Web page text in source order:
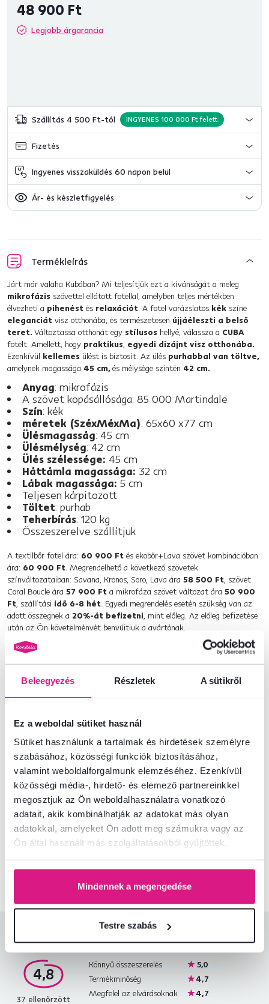
Beleegyezés Részletek A sütikről
Ez a weboldal sütiket használ
Sütiket használunk a tartalmak és hirdetések személyre
szabásához, közösségi funkciók biztosításához,
valamint weboldalforgalmunk elemzéséhez. Ezenkívül
közösségi média-, hirdető- és elemező partnereinkkel
megosztjuk az Ön weboldalhasználatra vonatkozó
adatait, akik kombinálhatják az adatokat más olyan
adatokkal, amelyeket Ön adott meg számukra vagy az
Ön által használt más szolgáltatásokból gyűjtöttek.
Mindennek a megengedése
Testre szabás
48 900 Ft
Legjobb árgarancia
Szállítás 4 500 Ft-tól INGYENES 100 000 Ft felett
Fizetés
Ingyenes visszaküldés 60 napon belül
Ár- és készletfigyelés
Termékleírás
Járt már valaha Kubában? Mi teljesítjük ezt a kívánságát a meleg
mikrofázis szövettel ellátott fotellal, amelyben teljes mértékben
élvezheti a pihenést és relaxációt. A fotel varázslatos kék színe
eleganciát visz otthonába, és természetesen újjáéleszti a belső
teret. Változtassa otthonát egy stílusos hellyé, válassza a CUBA
fotelt. Amellett, hogy praktikus, egyedi dizájnt visz otthonába.
Ezenkívül kellemes ülést is biztosít. Az ülés purhabbal van töltve,
amelynek magassága 45 cm, és mélysége szintén 42 cm.
Anyag: mikrofázis
A szövet kopásállósága: 85 000 Martindale
Szín: kék
méretek (SzéxMéxMa): 65x60 x77 cm
Ülésmagasság: 45 cm
Ülésmélység: 42 cm
Ülés szélessége: 45 cm
Háttámla magassága: 32 cm
Lábak magassága: 5 cm
Teljesen kárpitozott
Töltet: purhab
Teherbírás: 120 kg
Összeszerelve szállítjuk
A textilbőr fotel ára: 60 900 Ft és ekobőr+Lava szövet kombinációban
ára: 60 900 Ft. Megrendelhető a következő szövetek
színváltozataiban: Savana, Kronos, Soro, Lava ára 58 500 Ft, szövet
Coral Boucle ára 57 900 Ft a mikrofáza szövet változat ára 50 900
Ft, szállítási idő 6-8 hét. Egyedi megrendelés esetén szükség van az
adott összegnek a 20%-át befizetni, mint előleg. Az előleg befizetése
után az Ön követelményét benyújtjuk a gyártónak.
Termékszám : 07012674
Méretek és specifikációk
Csomagolási információk
Nem találta meg a szükséges információkat?
Vegye fel velünk a kapcsolatot, és örömmel adunk tanácsot
Termékértékelések
4,8
37 ellenőrzött
Könnyű összeszerelés
5,0
Termékminőség
4,7
Megfelel az elvárásoknak
4,7